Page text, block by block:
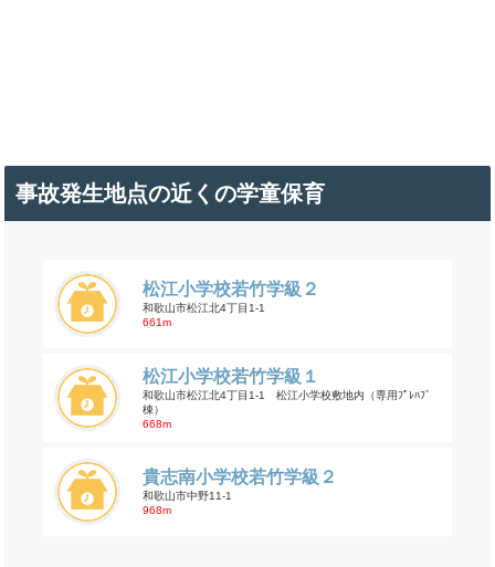
事故発生地点の近くの学童保育
松江小学校若竹学級２
和歌山市松江北4丁目1-1
661m
松江小学校若竹学級１
和歌山市松江北4丁目1-1 松江小学校敷地内（専用ﾌﾟﾚﾊﾌﾞ
棟）
668m
貴志南小学校若竹学級２
和歌山市中野11-1
968m